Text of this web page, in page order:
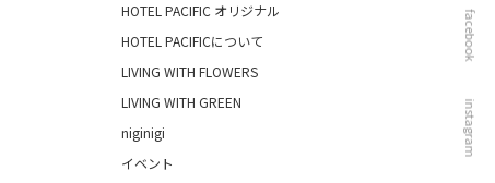
facebook
instagram
HOTEL PACIFIC オリジナル
HOTEL PACIFICについて
LIVING WITH FLOWERS
LIVING WITH GREEN
niginigi
イベント